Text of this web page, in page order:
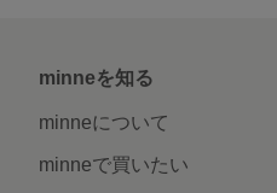
minneを知る
minneについて
minneで買いたい